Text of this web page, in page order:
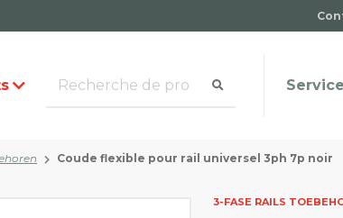
Service
Questions
Coude flexible pour rail universel 3ph 7p noir
3-FASE RAILS